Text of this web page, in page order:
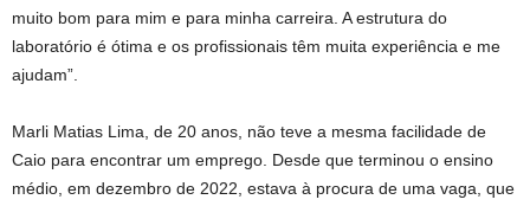
muito bom para mim e para minha carreira. A estrutura do
laboratório é ótima e os profissionais têm muita experiência e me
ajudam”.
Marli Matias Lima, de 20 anos, não teve a mesma facilidade de
Caio para encontrar um emprego. Desde que terminou o ensino
médio, em dezembro de 2022, estava à procura de uma vaga, que